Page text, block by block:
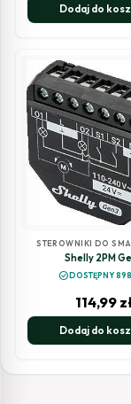
Dodaj do
STEROWNIKI DO
Shelly 2PM
check_circleDOSTĘPNY
114,99
Dodaj do